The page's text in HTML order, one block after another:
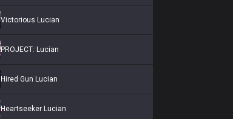
Victorious Lucian
PROJECT: Lucian
Hired Gun Lucian
Heartseeker Lucian